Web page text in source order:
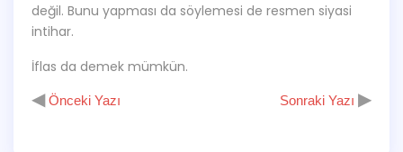
değil. Bunu yapması da söylemesi de resmen siyasi
intihar.
İflas da demek mümkün.
◀ Önceki Yazı Sonraki Yazı ▶